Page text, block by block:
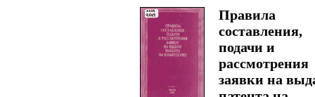
Правила
составления,
подачи и
рассмотрения
заявки на